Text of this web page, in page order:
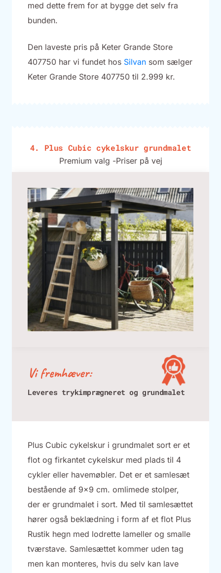
med dette frem for at bygge det selv fra
bunden.
Den laveste pris på Keter Grande Store
407750 har vi fundet hos Silvan som sælger
Keter Grande Store 407750 til 2.999 kr.
4. Plus Cubic cykelskur grundmalet
Premium valg -Priser på vej
Vi fremhæver:
Leveres trykimprægneret og grundmalet
Plus Cubic cykelskur i grundmalet sort er et
flot og firkantet cykelskur med plads til 4
cykler eller havemøbler. Det er et samlesæt
bestående af 9×9 cm. omlimede stolper,
der er grundmalet i sort. Med til samlesættet
hører også beklædning i form af et flot Plus
Rustik hegn med lodrette lameller og smalle
tværstave. Samlesættet kommer uden tag
men kan monteres, hvis du selv kan lave